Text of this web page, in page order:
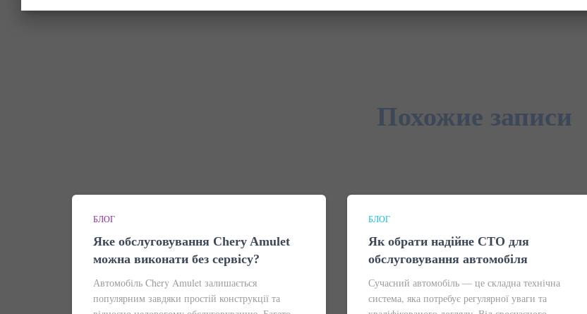
Похожие записи
БЛОГ
Яке обслуговування Chery Amulet
можна виконати без сервісу?
Автомобіль Chery Amulet залишається
популярним завдяки простій конструкції та
БЛОГ
Як обрати надійне СТО для
обслуговування автомобіля
Сучасний автомобіль — це складна технічна
система, яка потребує регулярної уваги та